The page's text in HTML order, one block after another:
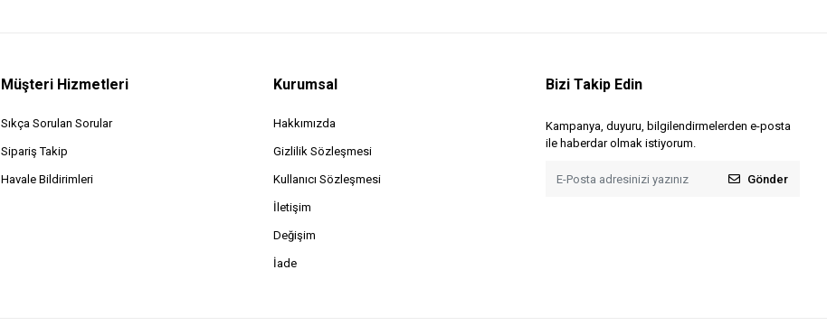
Müşteri Hizmetleri
Sıkça Sorulan Sorular
Sipariş Takip
Havale Bildirimleri
Kurumsal
Hakkımızda
Gizlilik Sözleşmesi
Kullanıcı Sözleşmesi
İletişim
Değişim
İade
Bizi Takip Edin
Kampanya, duyuru, bilgilendirmelerden e-posta
ile haberdar olmak istiyorum.
Gönder